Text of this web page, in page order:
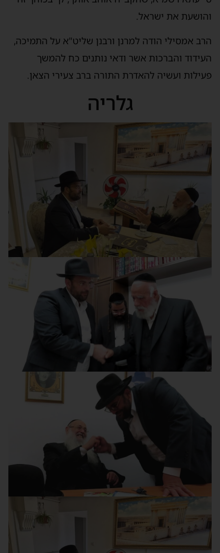
והושעת את ישראל.
הרב אמסילי הודה למרנן ורבנן שליט"א על התמיכה,
העידוד והברכות אשר ודאי נותנים כח להמשך
פעילות ועשיה להאדרת התורה ברב צעירי הצאן.
גלריה